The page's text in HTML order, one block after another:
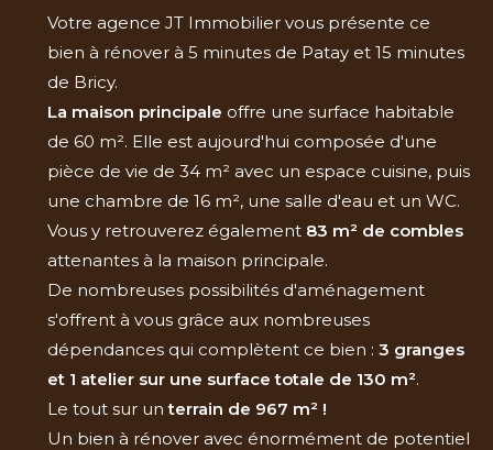
Votre agence JT Immobilier vous présente ce
bien à rénover à 5 minutes de Patay et 15 minutes
de Bricy.
La maison principale offre une surface habitable
de 60 m². Elle est aujourd'hui composée d'une
pièce de vie de 34 m² avec un espace cuisine, puis
une chambre de 16 m², une salle d'eau et un WC.
Vous y retrouverez également 83 m² de combles
attenantes à la maison principale.
De nombreuses possibilités d'aménagement
s'offrent à vous grâce aux nombreuses
dépendances qui complètent ce bien : 3 granges
et 1 atelier sur une surface totale de 130 m².
Le tout sur unterrain de 967 m² !
Un bien à rénover avec énormément de potentiel